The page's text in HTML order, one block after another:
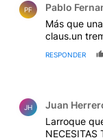
PF Pablo
Más que
claus.un
RESPONDER
JH Juan
Larroque
NECESITAS